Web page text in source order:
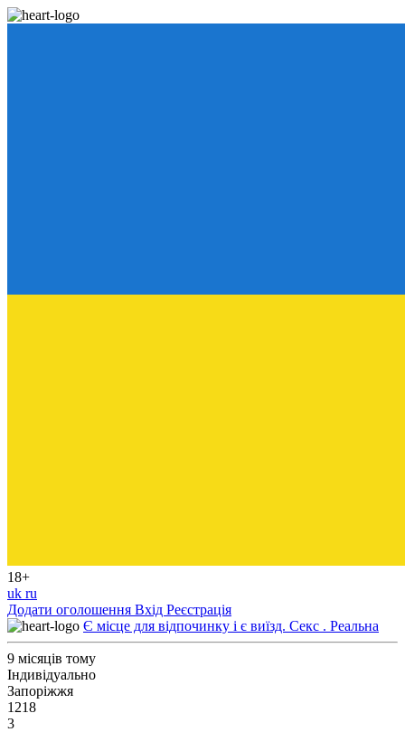
18+
uk ru
Додати оголошення Вхід Реєстрація
Є місце для відпочинку і є виїзд. Секс . Реальна
9 місяців тому
Індивідуально
Запоріжжя
1218
3